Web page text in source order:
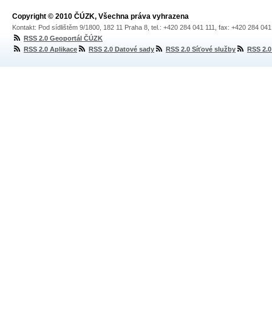
Copyright © 2010 ČÚZK, Všechna práva vyhrazena
Kontakt: Pod sídlištěm 9/1800, 182 11 Praha 8, tel.: +420 284 041 111, fax: +420 284
RSS 2.0 Geoportál ČÚZK
RSS 2.0 Aplikace
RSS 2.0 Datové sady RSS 2.0 Síťové služby RSS